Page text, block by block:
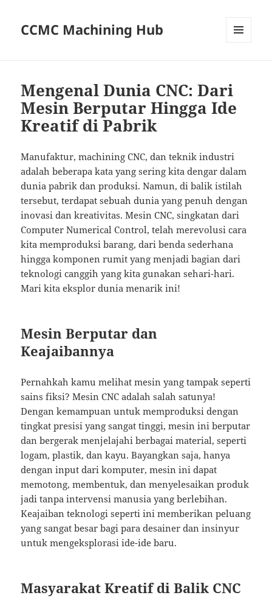
CCMC Machining Hub
Mengenal Dunia CNC: Dari
Mesin Berputar Hingga Ide
Kreatif di Pabrik
Manufaktur, machining CNC, dan teknik industri
adalah beberapa kata yang sering kita dengar dalam
dunia pabrik dan produksi. Namun, di balik istilah
tersebut, terdapat sebuah dunia yang penuh dengan
inovasi dan kreativitas. Mesin CNC, singkatan dari
Computer Numerical Control, telah merevolusi cara
kita memproduksi barang, dari benda sederhana
hingga komponen rumit yang menjadi bagian dari
teknologi canggih yang kita gunakan sehari-hari.
Mari kita eksplor dunia menarik ini!
Mesin Berputar dan
Keajaibannya
Pernahkah kamu melihat mesin yang tampak seperti
sains fiksi? Mesin CNC adalah salah satunya!
Dengan kemampuan untuk memproduksi dengan
tingkat presisi yang sangat tinggi, mesin ini berputar
dan bergerak menjelajahi berbagai material, seperti
logam, plastik, dan kayu. Bayangkan saja, hanya
dengan input dari komputer, mesin ini dapat
memotong, membentuk, dan menyelesaikan produk
jadi tanpa intervensi manusia yang berlebihan.
Keajaiban teknologi seperti ini memberikan peluang
yang sangat besar bagi para desainer dan insinyur
untuk mengeksplorasi ide-ide baru.
Masyarakat Kreatif di Balik CNC